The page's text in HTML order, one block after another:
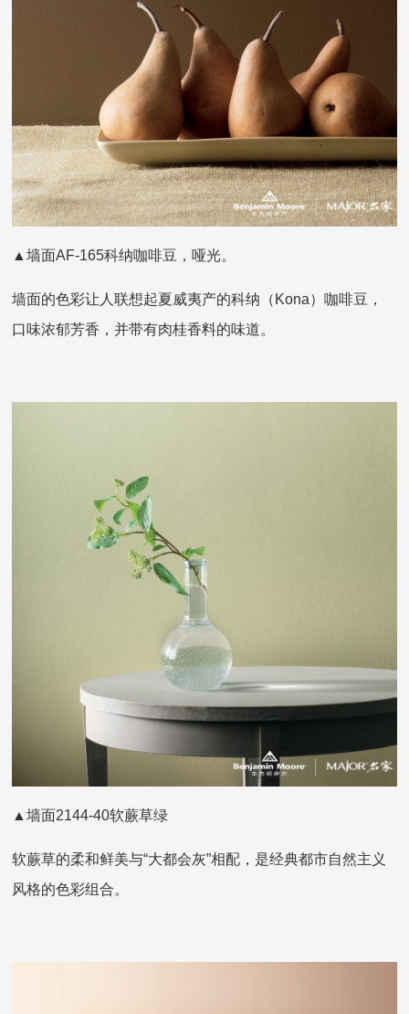
▲墙面AF-165科纳咖啡豆，哑光。
墙面的色彩让人联想起夏威夷产的科纳（Kona）咖啡豆，
口味浓郁芳香，并带有肉桂香料的味道。
▲墙面2144-40软蕨草绿
软蕨草的柔和鲜美与“大都会灰”相配，是经典都市自然主义
风格的色彩组合。